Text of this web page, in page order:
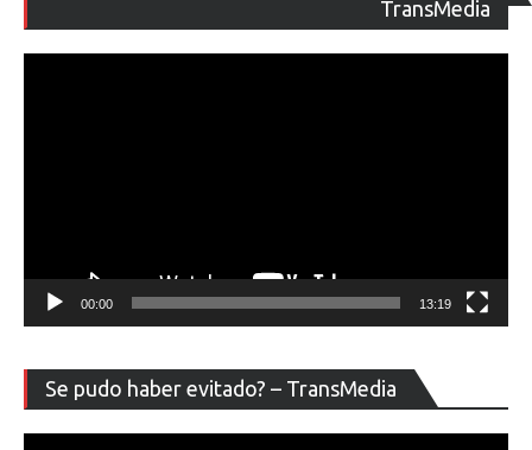
TransMedia
00:00 13:19
Se pudo haber evitado? – TransMedia
de